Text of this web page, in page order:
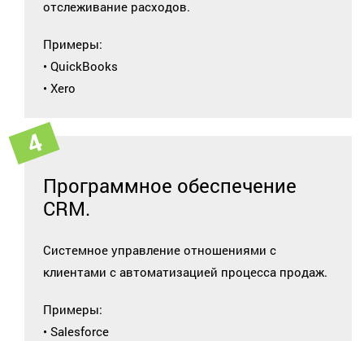
отслеживание расходов.
Примеры:
• QuickBooks
• Xero
Программное обеспечение
CRM.
Системное управление отношениями с
клиентами с автоматизацией процесса продаж.
Примеры:
• Salesforce